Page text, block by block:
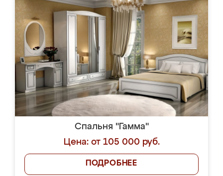
Спальня "Гамма"
Цена: от 105 000 руб.
ПОДРОБНЕЕ